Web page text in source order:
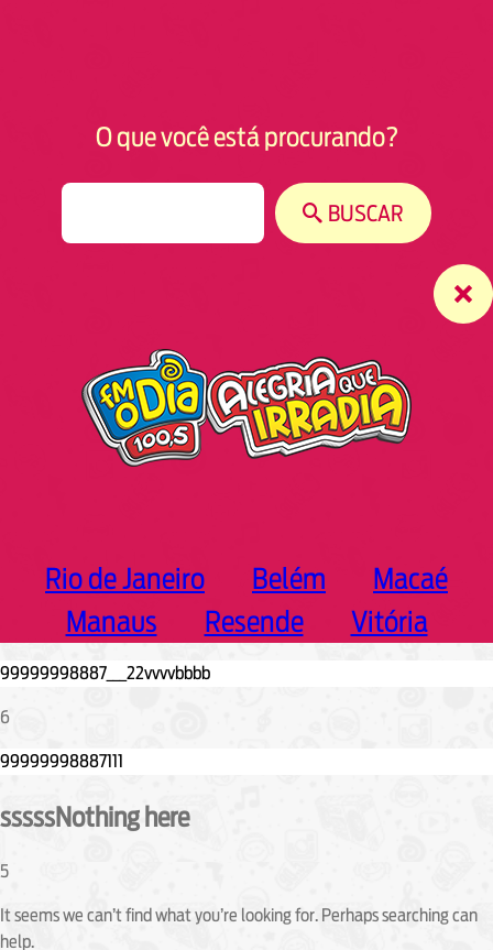
O que você está procurando?
BUSCAR
Rio de Janeiro Belém
Macaé
Manaus
Resende Vitória
6
sssssNothing here
5
It seems we can’t find what you’re looking for. Perhaps searching can
help.